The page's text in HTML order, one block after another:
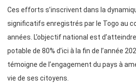
Ces efforts s’inscrivent dans la
significatifs enregistrés par le Togo au
années. L’objectif national est
potable de 80% d’ici à la fin de l’année
témoigne de l’engagement du pays à
vie de ses citoyens.